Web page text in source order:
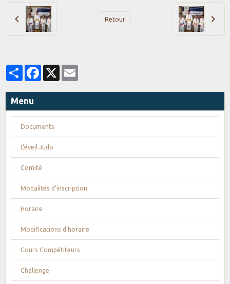
Retour
PartagerFacebook
X
Menu
Documents
L'éveil Judo
Comité
Modalités d'inscription
Horaire
Modifications d'horaire
Cours Compétiteurs
Challenge